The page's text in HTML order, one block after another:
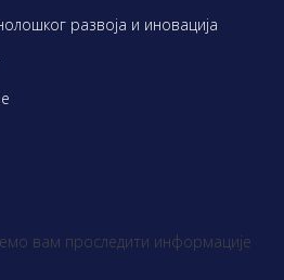
развоја и иновација
вам проследити информације